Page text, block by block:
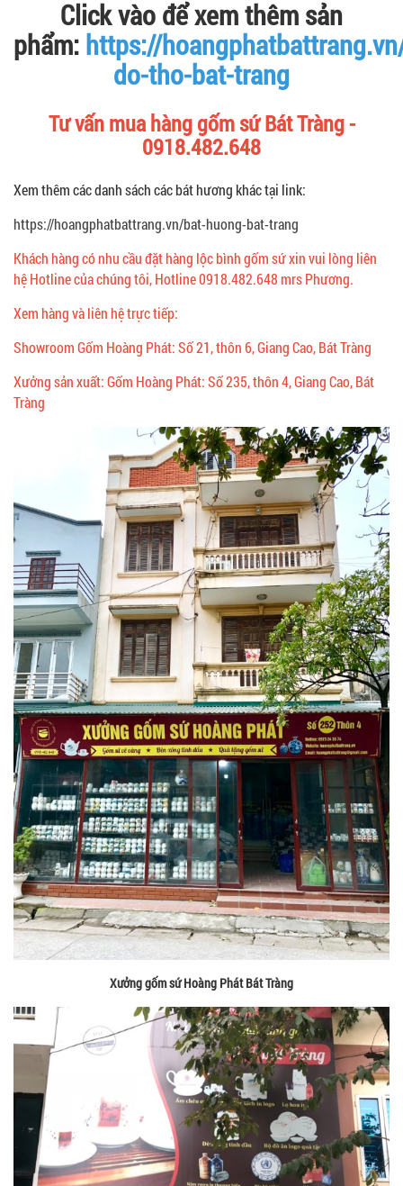
Click vào để xem thêm sản
phẩm: https://
do-tho-bat-trang
Tư vấn mua hàng gốm sứ Bát Tràng -
0918.482.648
Xem thêm các danh sách các bát hương khác tại link:
https://hoangphatbattrang.vn/bat-huong-bat-trang
Khách hàng có nhu cầu đặt hàng lộc bình gốm sứ xin vui lòng liên
hệ Hotline của chúng tôi, Hotline 0918.482.648 mrs Phương.
Xem hàng và liên hệ trực tiếp:
Showroom Gốm Hoàng Phát: Số 21, thôn 6, Giang Cao, Bát Tràng
Xưởng sản xuất: Gốm Hoàng Phát: Số 235, thôn 4, Giang Cao, Bát
Tràng
Xưởng gốm sứ Hoàng Phát Bát Tràng